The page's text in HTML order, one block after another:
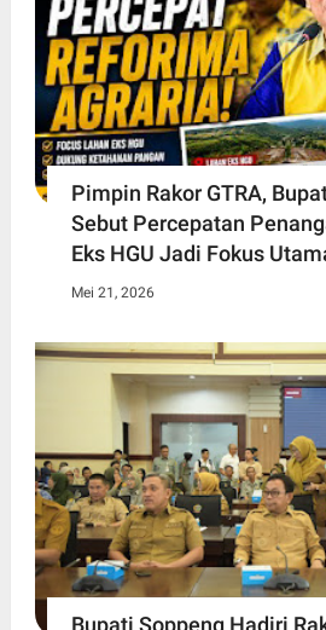
Pimpin Rakor GTRA,
Sebut Percepatan
Eks HGU Jadi Fokus
Mei 21, 2026
Bupati Soppeng Hadiri